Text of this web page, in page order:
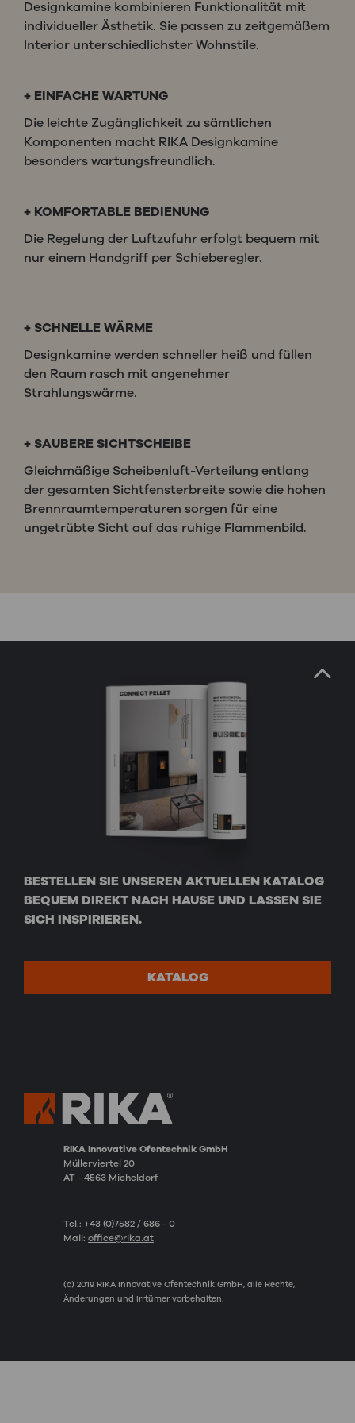
Designkamine kombinieren Funktionalität mit
individueller Ästhetik. Sie passen zu zeitgemäßem
Interior unterschiedlichster Wohnstile.
+ EINFACHE WARTUNG
Die leichte Zugänglichkeit zu sämtlichen
Komponenten macht RIKA Designkamine
besonders wartungsfreundlich.
+ KOMFORTABLE BEDIENUNG
Die Regelung der Luftzufuhr erfolgt bequem mit
nur einem Handgriff per Schieberegler.
+ SCHNELLE WÄRME
Designkamine werden schneller heiß und füllen
den Raum rasch mit angenehmer
Strahlungswärme.
+ SAUBERE SICHTSCHEIBE
Gleichmäßige Scheibenluft-Verteilung entlang
der gesamten Sichtfensterbreite sowie die hohen
Brennraumtemperaturen sorgen für eine
ungetrübte Sicht auf das ruhige Flammenbild.
RIKA Innovative Ofentechnik GmbH
Müllerviertel 20
AT - 4563 Micheldorf
Tel.: +43 (0)7582 / 686 - 0
Mail: office@rika.at
(c) 2019 RIKA Innovative Ofentechnik GmbH, alle Rechte,
Änderungen und Irrtümer vorbehalten.
BESTELLEN SIE UNSEREN AKTUELLEN KATALOG
BEQUEM DIREKT NACH HAUSE UND LASSEN SIE
SICH INSPIRIEREN.
KATALOG